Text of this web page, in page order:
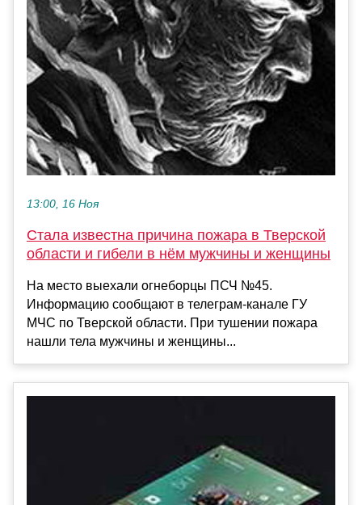
13:00, 16 Ноя
Стала известна причина пожара в Тверской
области и гибели в нём мужчины и женщины
На место выехали огнеборцы ПСЧ №45.
Информацию сообщают в телеграм-канале ГУ
МЧС по Тверской области. При тушении пожара
нашли тела мужчины и женщины...